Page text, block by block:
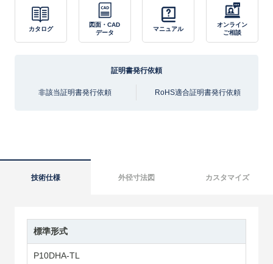
カタログ
図面・CAD
データ
マニュアル
オンライン
ご相談
証明書発行依頼
非該当証明書発行依頼 RoHS適合証明書発行依頼
技術仕様 外径寸法図 カスタマイズ
標準形式
P10DHA-TL